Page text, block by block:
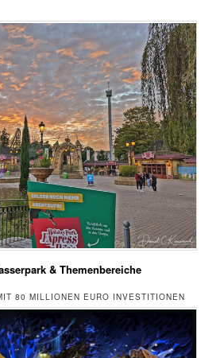
& Themenbereiche
80 MILLIONEN EURO INVESTITIONEN